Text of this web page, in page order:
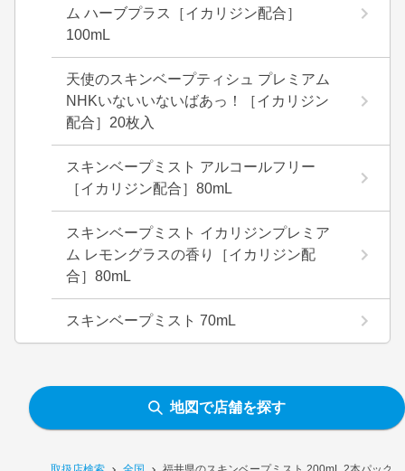
ム ハーブプラス［イカリジン配合］
100mL
天使のスキンベープティシュ プレミアム
NHKいないいないばあっ！［イカリジン
配合］20枚入
スキンベープミスト アルコールフリー
［イカリジン配合］80mL
スキンベープミスト イカリジンプレミア
ム レモングラスの香り［イカリジン配
合］80mL
スキンベープミスト 70mL
地図で店舗を探す